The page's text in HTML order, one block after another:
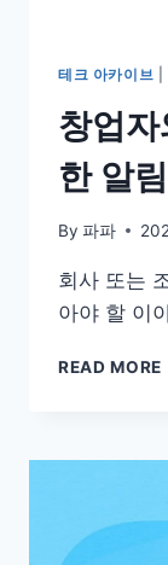
테크 아카이브
창업
한 알림
By 파파
회사 또는
아야 할 이
READ MORE